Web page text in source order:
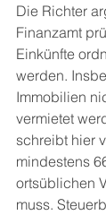
Die Richter
Finanzamt
Einkünfte
werden.
Immobilien
vermietet
schreibt hier
mindestens
ortsüblichen
muss.